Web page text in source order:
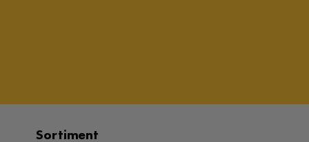
Sortiment